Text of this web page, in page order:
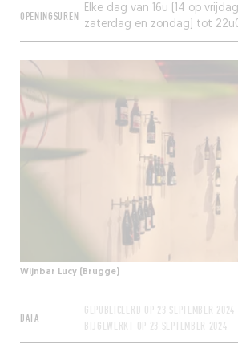
OPENINGSUREN
Elke dag van 16u (14 op
zaterdag en zondag) tot
op vrijdag en zaterdag).
Wijnbar Lucy (Brugge)
DATA
GEPUBLICEERD OP 23 SEPTEMBER 2024
BIJGEWERKT OP 23 SEPTEMBER 2024